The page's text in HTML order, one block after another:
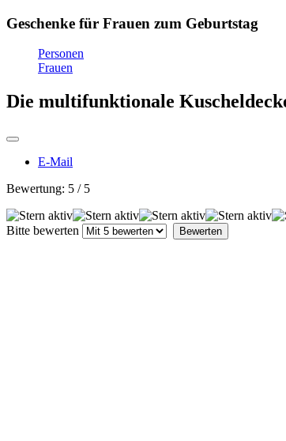
Geschenke für Frauen zum Geburtstag
Personen
Frauen
Die multifunktionale
E-Mail
Bewertung: 5 / 5
Bitte bewerten